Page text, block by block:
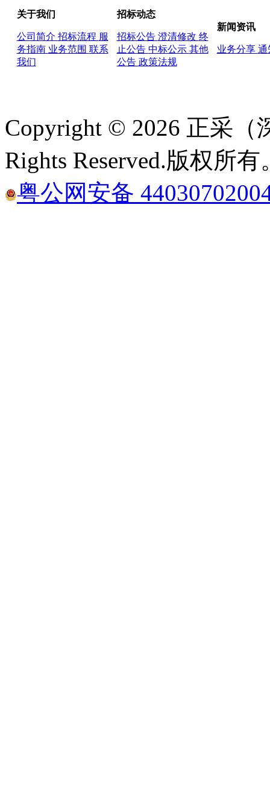
关于我们
公司简介 招标流程 服
务指南 业务范围 联系
我们
招标动态
招标公告 澄清修改 终
止公告 中标公示 其他
公告 政策法规
新闻资讯
业务分享 通
Copyright © 2026 正采
Rights Reserved.版权所
粤公网安备